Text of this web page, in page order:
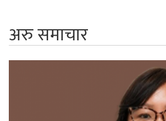
अरु समाचार